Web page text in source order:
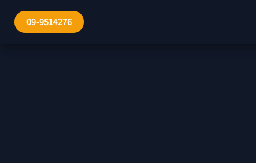
09-9514276